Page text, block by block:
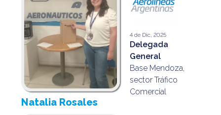
4 de Dic, 2025
Delegada
General
Base Mendoza,
sector Tráfico
Comercial
Natalia Rosales